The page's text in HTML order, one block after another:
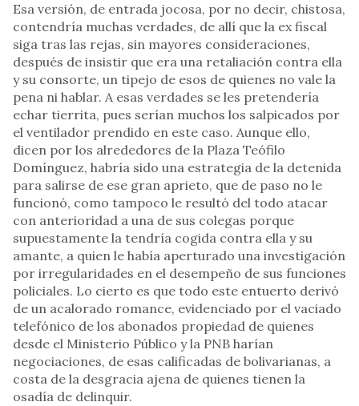
Esa versión, de entrada jocosa, por no decir, chistosa,
contendría muchas verdades, de allí que la ex fiscal
siga tras las rejas, sin mayores consideraciones,
después de insistir que era una retaliación contra ella
y su consorte, un tipejo de esos de quienes no vale la
pena ni hablar. A esas verdades se les pretendería
echar tierrita, pues serían muchos los salpicados por
el ventilador prendido en este caso. Aunque ello,
dicen por los alrededores de la Plaza Teófilo
Domínguez, habría sido una estrategia de la detenida
para salirse de ese gran aprieto, que de paso no le
funcionó, como tampoco le resultó del todo atacar
con anterioridad a una de sus colegas porque
supuestamente la tendría cogida contra ella y su
amante, a quien le había aperturado una investigación
por irregularidades en el desempeño de sus funciones
policiales. Lo cierto es que todo este entuerto derivó
de un acalorado romance, evidenciado por el vaciado
telefónico de los abonados propiedad de quienes
desde el Ministerio Público y la PNB harían
negociaciones, de esas calificadas de bolivarianas, a
costa de la desgracia ajena de quienes tienen la
osadía de delinquir.